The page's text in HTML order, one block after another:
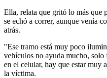
Ella, relata que gritó lo más que
se echó a correr, aunque venía
atrás.
"Ese tramo está muy poco
vehículos no ayuda mucho, solo
en el celular, hay que estar muy
la víctima.